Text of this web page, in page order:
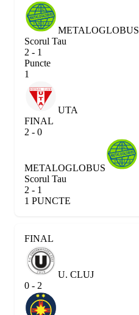
METALOGLOBUS
Scorul Tau
2 - 1
Puncte
1
UTA
FINAL
2 - 0
METALOGLOBUS
Scorul Tau
2 - 1
1 PUNCTE
FINAL
U. CLUJ
0 - 2